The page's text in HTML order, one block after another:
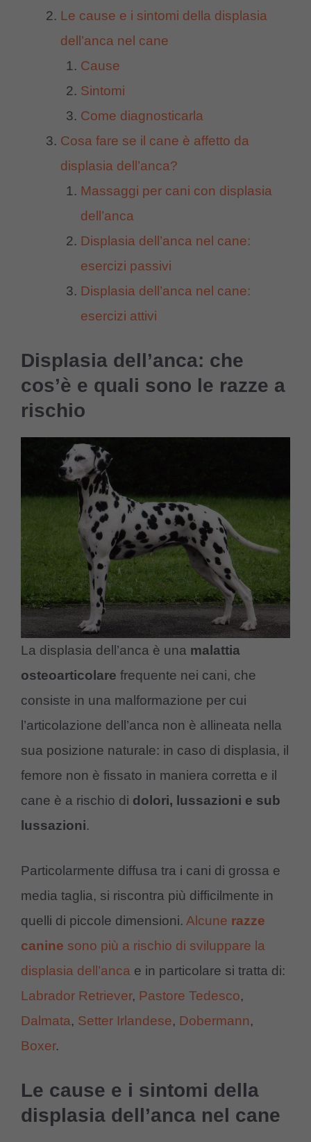
Le cause e i sintomi della displasia
dell’anca nel cane
Cause
Sintomi
Come diagnosticarla
Cosa fare se il cane è affetto da
displasia dell’anca?
Massaggi per cani con displasia
dell’anca
Displasia dell’anca nel cane:
esercizi passivi
Displasia dell’anca nel cane:
esercizi attivi
Displasia dell’anca: che
cos’è e quali sono le razze a
rischio
La displasia dell’anca è una malattia
osteoarticolare frequente nei cani, che
consiste in una malformazione per cui
l’articolazione dell’anca non è allineata nella
sua posizione naturale: in caso di displasia, il
femore non è fissato in maniera corretta e il
cane è a rischio di dolori, lussazioni e sub
lussazioni.
Particolarmente diffusa tra i cani di grossa e
media taglia, si riscontra più difficilmente in
quelli di piccole dimensioni. Alcune razze
canine sono più a rischio di sviluppare la
displasia dell’anca e in particolare si tratta di:
Labrador Retriever, Pastore Tedesco,
Dalmata, Setter Irlandese, Dobermann,
Boxer.
Le cause e i sintomi della
displasia dell’anca nel cane